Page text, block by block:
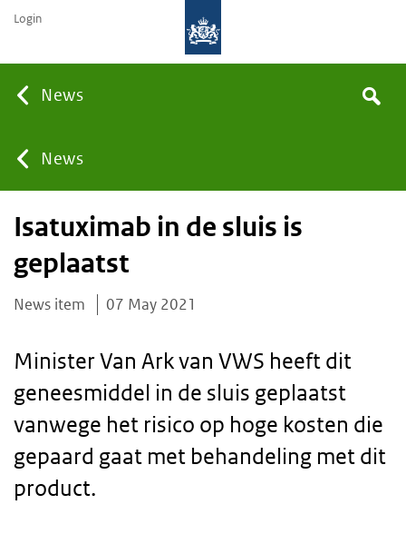
News
You
are
here:
News
the
Search
Login
Isatuximab in de sluis is
geplaatst
News item 07 May 2021
Minister Van Ark van VWS heeft dit
geneesmiddel in de sluis geplaatst
vanwege het risico op hoge kosten die
gepaard gaat met behandeling met dit
product.